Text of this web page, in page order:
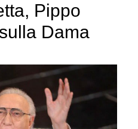
Pippo
Dama